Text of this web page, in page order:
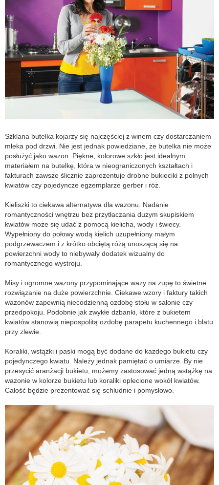
Szklana butelka kojarzy się najczęściej z winem czy dostarczaniem
mleka pod drzwi. Nie jest jednak powiedziane, że butelka nie może
posłużyć jako wazon. Piękne, kolorowe szkło jest idealnym
materiałem na butelkę, która w nieograniczonych kształtach i
fakturach zawsze ślicznie zaprezentuje drobne bukieciki z polnych
kwiatów czy pojedyncze egzemplarze gerber i róż.
Kieliszki to ciekawa alternatywa dla wazonu. Nadanie
romantyczności wnętrzu bez przytłaczania dużym skupiskiem
kwiatów może się udać z pomocą kielicha, wody i świecy.
Wypełniony do połowy wodą kielich uzupełniony małym
podgrzewaczem i z krótko obciętą różą unoszącą się na
powierzchni wody to niebywały dodatek wizualny do
romantycznego wystroju.
Misy i ogromne wazony przypominające wazy na zupę to świetne
rozwiązanie na duże powierzchnie. Ciekawe wzory i faktury takich
wazonów zapewnią niecodzienną ozdobę stołu w salonie czy
przedpokoju. Podobnie jak zwykłe dzbanki, które z bukietem
kwiatów stanowią niepospolitą ozdobę parapetu kuchennego i blatu
przy zlewie.
Koraliki, wstążki i paski mogą być dodane do każdego bukietu czy
pojedynczego kwiatu. Należy jednak pamiętać o umiarze. By nie
przesycić aranżacji bukietu, możemy zastosować jedną wstążkę na
wazonie w kolorze bukietu lub koraliki oplecione wokół kwiatów.
Całość będzie prezentować się schludnie i pomysłowo.